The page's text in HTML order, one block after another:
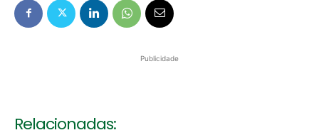
Publicidade
Relacionadas: